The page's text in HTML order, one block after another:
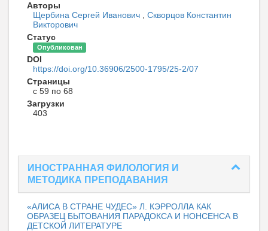
Авторы
Щербина Сергей Иванович
Скворцов Константин
Викторович
Статус
Опубликован
DOI
https://doi.org/10.36906/2500-1795/25-2/07
Страницы
с 59 по 68
Загрузки
403
ИНОСТРАННАЯ ФИЛОЛОГИЯ И
МЕТОДИКА ПРЕПОДАВАНИЯ
«АЛИСА В СТРАНЕ ЧУДЕС» Л. КЭРРОЛЛА КАК
ОБРАЗЕЦ БЫТОВАНИЯ ПАРАДОКСА И НОНСЕНСА В
ДЕТСКОЙ ЛИТЕРАТУРЕ